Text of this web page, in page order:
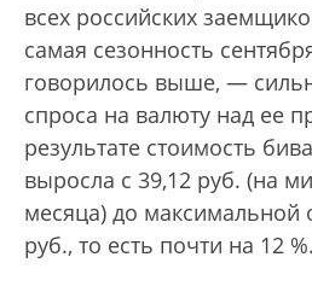
всех российских
самая сезонность
говорилось выше, —
спроса на валюту над ее
результате стоимость
выросла с 39,12 руб. (на
месяца) до максимальной
руб., то есть почти на 12 %.